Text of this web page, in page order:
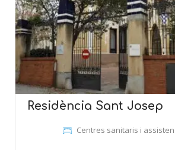
Residència Sant Josep
Centres sanitaris i